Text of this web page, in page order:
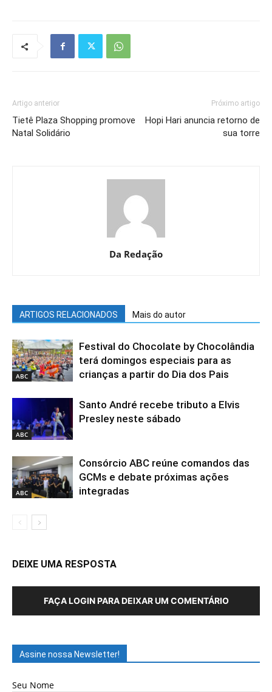
Artigo anterior
Tietê Plaza Shopping promove
Natal Solidário
Próximo artigo
Hopi Hari anuncia retorno de
sua torre
Da Redação
ARTIGOS RELACIONADOS Mais do autor
ABC
Festival do Chocolate by Chocolândia
terá domingos especiais para as
crianças a partir do Dia dos Pais
ABC
Santo André recebe tributo a Elvis
Presley neste sábado
ABC
Consórcio ABC reúne comandos das
GCMs e debate próximas ações
integradas
DEIXE UMA RESPOSTA
FAÇA LOGIN PARA DEIXAR UM COMENTÁRIO
Assine nossa Newsletter!
Seu Nome